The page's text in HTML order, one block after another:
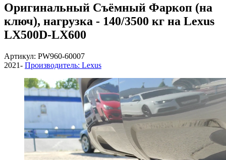
Оригинальный Съёмный Фаркоп (на
ключ), нагрузка - 140/3500 кг на Lexus
LX500D-LX600
Артикул: PW960-60007
2021- Производитель: Lexus